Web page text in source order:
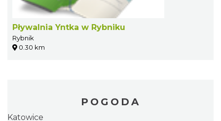
Pływalnia Yntka w Rybniku
Rybnik
0.30 km
POGODA
Katowice